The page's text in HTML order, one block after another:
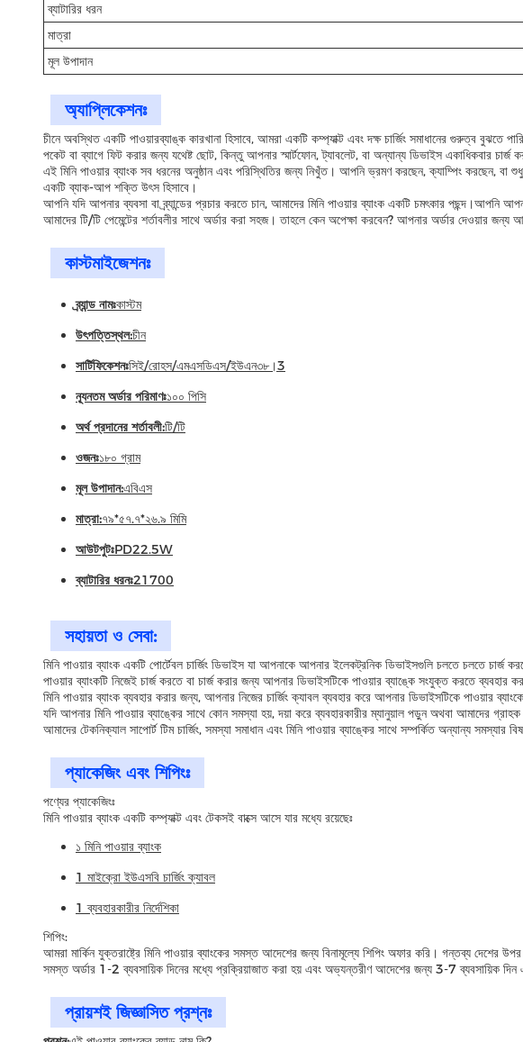
ব্যাটারির ধরন
মাত্রা
মূল উপাদান
অ্যাপ্লিকেশনঃ
চীনে অবস্থিত একটি পাওয়ারব্যাঙ্ক কারখানা হিসাবে, আমরা একটি কম্প্যাক্ট এবং দক্ষ চার্জিং সমাধানের গুরুত্ব
পকেট বা ব্যাগে ফিট করার জন্য যথেষ্ট ছোট, কিন্তু আপনার স্মার্টফোন, ট্যাবলেট, বা অন্যান্য ডিভাইস একাধিকবার চার্জ
এই মিনি পাওয়ার ব্যাংক সব ধরনের অনুষ্ঠান এবং পরিস্থিতির জন্য নিখুঁত। আপনি ভ্রমণ করছেন, ক্যাম্পিং করছেন, বা
একটি ব্যাক-আপ শক্তি উৎস হিসাবে।
আপনি যদি আপনার ব্যবসা বা ব্র্যান্ডের প্রচার করতে চান, আমাদের মিনি পাওয়ার ব্যাংক একটি চমৎকার পছন্দ।আপনি
আমাদের টি/টি পেমেন্টের শর্তাবলীর সাথে অর্ডার করা সহজ। তাহলে কেন অপেক্ষা করবেন? আপনার অর্ডার দেওয়ার
কাস্টমাইজেশনঃ
ব্র্যান্ড নামঃকাস্টম
উৎপত্তিস্থল:চীন
সার্টিফিকেশনঃসিই/রোহস/এমএসডিএস/ইউএন৩৮।3
ন্যূনতম অর্ডার পরিমাণঃ১০০ পিসি
অর্থ প্রদানের শর্তাবলী:টি/টি
ওজনঃ১৮০ গ্রাম
মূল উপাদান:এবিএস
মাত্রা:৭৯*৫৭.৭*২৬.৯ মিমি
আউটপুটঃPD22.5W
ব্যাটারির ধরনঃ21700
সহায়তা ও সেবা:
মিনি পাওয়ার ব্যাংক একটি পোর্টেবল চার্জিং ডিভাইস যা আপনাকে আপনার ইলেকট্রনিক ডিভাইসগুলি চলতে চলতে চার্জ
পাওয়ার ব্যাংকটি নিজেই চার্জ করতে বা চার্জ করার জন্য আপনার ডিভাইসটিকে পাওয়ার ব্যাঙ্কে সংযুক্ত করতে ব্যবহার
মিনি পাওয়ার ব্যাংক ব্যবহার করার জন্য, আপনার নিজের চার্জিং ক্যাবল ব্যবহার করে আপনার ডিভাইসটিকে পাওয়ার
যদি আপনার মিনি পাওয়ার ব্যাঙ্কের সাথে কোন সমস্যা হয়, দয়া করে ব্যবহারকারীর ম্যানুয়াল পড়ুন অথবা আমাদের
আমাদের টেকনিক্যাল সাপোর্ট টিম চার্জিং, সমস্যা সমাধান এবং মিনি পাওয়ার ব্যাঙ্কের সাথে সম্পর্কিত অন্যান্য
প্যাকেজিং এবং শিপিংঃ
পণ্যের প্যাকেজিংঃ
মিনি পাওয়ার ব্যাংক একটি কম্প্যাক্ট এবং টেকসই বাক্সে আসে যার মধ্যে রয়েছেঃ
১ মিনি পাওয়ার ব্যাংক
1 মাইক্রো ইউএসবি চার্জিং ক্যাবল
1 ব্যবহারকারীর নির্দেশিকা
শিপিং:
আমরা মার্কিন যুক্তরাষ্ট্রে মিনি পাওয়ার ব্যাংকের সমস্ত আদেশের জন্য বিনামূল্যে শিপিং অফার করি। গন্তব্য দেশের
সমস্ত অর্ডার 1-2 ব্যবসায়িক দিনের মধ্যে প্রক্রিয়াজাত করা হয় এবং অভ্যন্তরীণ আদেশের জন্য 3-7 ব্যবসায়িক দিন
প্রায়শই জিজ্ঞাসিত প্রশ্নঃ